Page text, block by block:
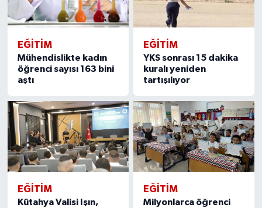
EĞITIM
Mühendislikte kadın
öğrenci sayısı 163 bini
aştı
EĞITIM
YKS sonrası 15 dakika
kuralı yeniden
tartışılıyor
EĞITIM
Kütahya Valisi Işın,
EĞITIM
Milyonlarca öğrenci